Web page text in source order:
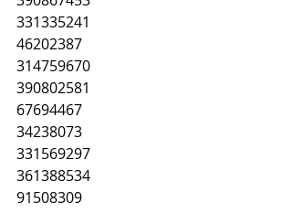
331335241
46202387
314759670
390802581
67694467
34238073
331569297
361388534
91508309